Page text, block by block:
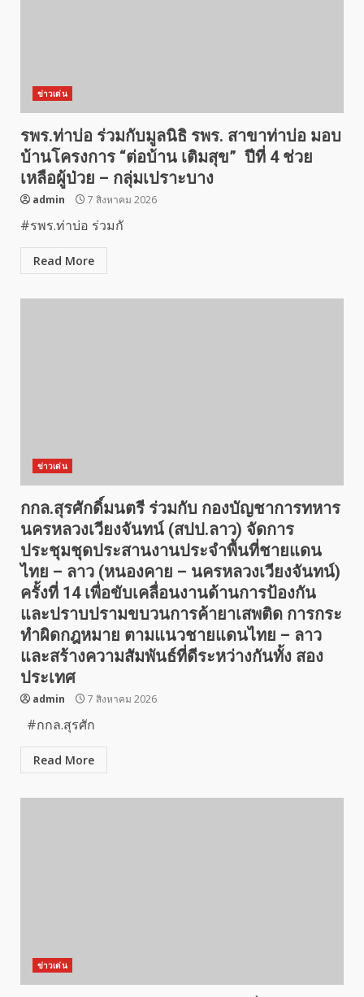
ข่าวเด่น
รพร.ท่าบ่อ ร่วมกับมูลนิธิ รพร. สาขาท่าบ่อ มอบ
บ้านโครงการ “ต่อบ้าน เติมสุข” ปีที่ 4 ช่วย
เหลือผู้ป่วย – กลุ่มเปราะบาง
admin 7 สิงหาคม 2026
#รพร.ท่าบ่อ ร่วมกั
Read More
ข่าวเด่น
กกล.สุรศักดิ์มนตรี ร่วมกับ กองบัญชาการทหาร
นครหลวงเวียงจันทน์ (สปป.ลาว) จัดการ
ประชุมชุดประสานงานประจำพื้นที่ชายแดน
ไทย – ลาว (หนองคาย – นครหลวงเวียงจันทน์)
ครั้งที่ 14 เพื่อขับเคลื่อนงานด้านการป้องกัน
และปราบปรามขบวนการค้ายาเสพติด การกระ
ทำผิดกฎหมาย ตามแนวชายแดนไทย – ลาว
และสร้างความสัมพันธ์ที่ดีระหว่างกันทั้ง สอง
ประเทศ
admin 7 สิงหาคม 2026
#กกล.สุรศัก
Read More
ข่าวเด่น